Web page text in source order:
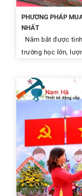
PHƯƠNG PHÁP
NHẤT
Nắm bắt được
trường học lớn,